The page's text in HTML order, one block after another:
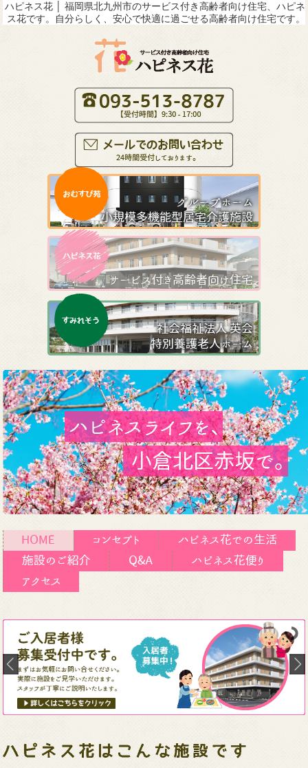
ハピネス花 │ 福岡県北九州市のサービス付き高齢者向け住宅、ハピネ
ス花です。自分らしく、安心で快適に過ごせる高齢者向け住宅です。